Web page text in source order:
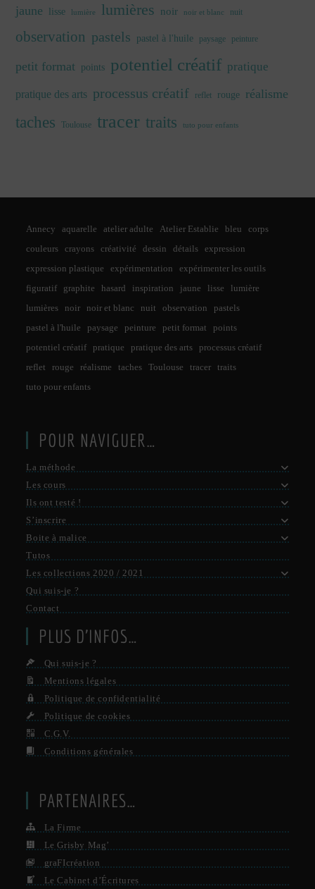
jaune lisse lumière lumières noir noir et blanc nuit
observation pastels pastel à l'huile paysage peinture
petit format points potentiel créatif pratique
pratique des arts processus créatif reflet rouge réalisme
taches Toulouse tracer traits tuto pour enfants
Annecy aquarelle atelier adulte Atelier Establie bleu
corps
couleurs
crayons créativité dessin détails
expression
expression plastique
expérimentation
expérimenter les outils
figuratif
graphite hasard inspiration jaune lisse
lumière
lumières
noir noir et blanc nuit observation
pastels
pastel à l'huile
paysage peinture petit format
points
potentiel créatif
pratique pratique des arts
processus créatif
reflet
rouge réalisme taches Toulouse tracer
traits
tuto pour enfants
POUR NAVIGUER…
La méthode
Les cours
Ils ont testé !
S’inscrire
Boite à malice
Tutos
Les collections 2020 / 2021
Qui suis-je ?
Contact
PLUS D’INFOS…
Qui suis-je ?
Mentions légales
Politique de confidentialité
Politique de cookies
C.G.V.
Conditions générales
PARTENAIRES…
La Firme
Le Grisby Mag’
graFIcréation
Le Cabinet d’Écritures